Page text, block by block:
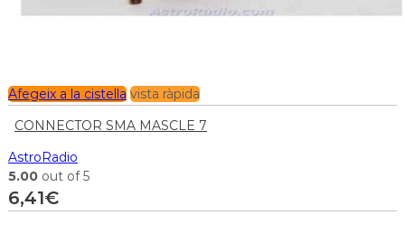
Afegeix a la cistella vista ràpida
CONNECTOR SMA MASCLE 7
AstroRadio
5.00 out of 5
6,41€